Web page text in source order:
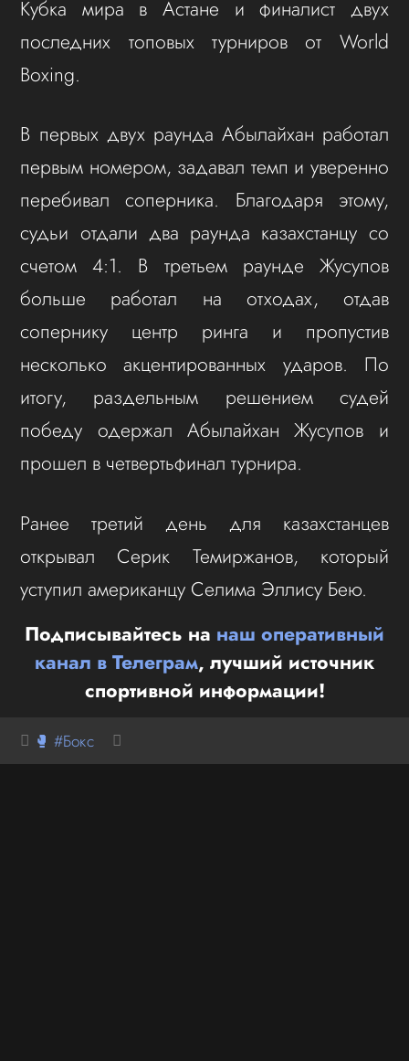
Кубка мира в Астане и финалист двух
последних топовых турниров от World
Boxing.
В первых двух раунда Абылайхан работал
первым номером, задавал темп и уверенно
перебивал соперника. Благодаря этому,
судьи отдали два раунда казахстанцу со
счетом 4:1. В третьем раунде Жусупов
больше работал на отходах, отдав
сопернику центр ринга и пропустив
несколько акцентированных ударов. По
итогу, раздельным решением судей
победу одержал Абылайхан Жусупов и
прошел в четвертьфинал турнира.
Ранее третий день для казахстанцев
открывал Серик Темиржанов, который
уступил американцу Селима Эллису Бею.
Подписывайтесь на наш оперативный
канал в Телеграм, лучший источник
спортивной информации!
🥊 #Бокс